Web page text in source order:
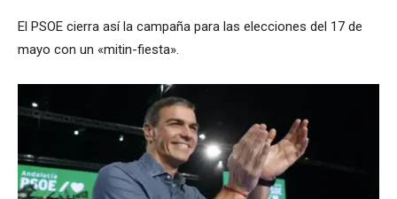
El PSOE cierra así la campaña para las elecciones del 17 de
mayo con un «mitin-fiesta».